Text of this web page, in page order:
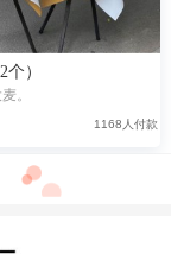
）
。
1168人付款